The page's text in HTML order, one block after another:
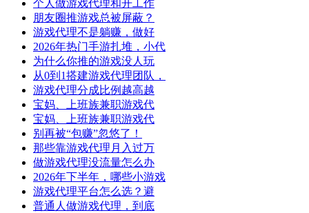
个人做游戏代理和开工作
朋友圈推游戏总被屏蔽？
游戏代理不是躺赚，做好
2026年热门手游扎堆，小代
为什么你推的游戏没人玩
从0到1搭建游戏代理团队，
游戏代理分成比例越高越
宝妈、上班族兼职游戏代
宝妈、上班族兼职游戏代
别再被“包赚”忽悠了！
那些靠游戏代理月入过万
做游戏代理没流量怎么办
2026年下半年，哪些小游戏
游戏代理平台怎么选？避
普通人做游戏代理，到底